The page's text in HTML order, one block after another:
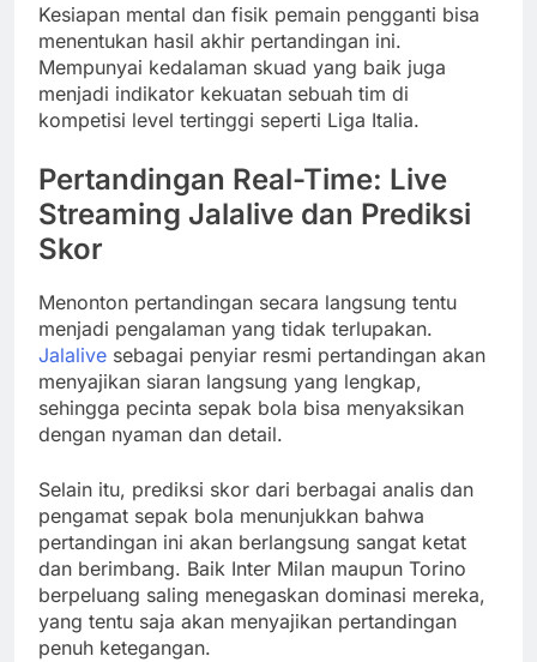
Kesiapan mental dan fisik pemain pengganti bisa
menentukan hasil akhir pertandingan ini.
Mempunyai kedalaman skuad yang baik juga
menjadi indikator kekuatan sebuah tim di
kompetisi level tertinggi seperti Liga Italia.
Pertandingan Real-Time: Live
Streaming Jalalive dan Prediksi
Skor
Menonton pertandingan secara langsung tentu
menjadi pengalaman yang tidak terlupakan.
Jalalive sebagai penyiar resmi pertandingan akan
menyajikan siaran langsung yang lengkap,
sehingga pecinta sepak bola bisa menyaksikan
dengan nyaman dan detail.
Selain itu, prediksi skor dari berbagai analis dan
pengamat sepak bola menunjukkan bahwa
pertandingan ini akan berlangsung sangat ketat
dan berimbang. Baik Inter Milan maupun Torino
berpeluang saling menegaskan dominasi mereka,
yang tentu saja akan menyajikan pertandingan
penuh ketegangan.